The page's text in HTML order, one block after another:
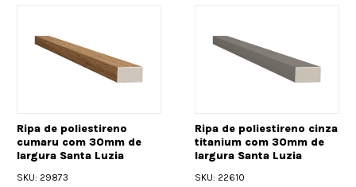
Ripa de poliestireno
cumaru com 30mm de
largura Santa Luzia
SKU: 29873
Ripa de poliestireno cinza
titanium com 30mm de
largura Santa Luzia
SKU: 22610